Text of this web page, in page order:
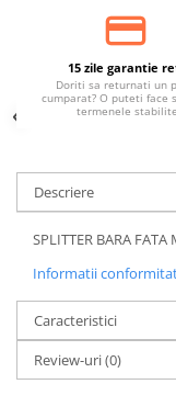
Capete toba
Tobe sport
Tuning iluminari
Faruri
Iluminari autoutilitare
Kituri xenon
Lumini la numar
Proiectoare ceata
Semnalizari aripa
Semnalizari fata
15 zile garantie
Doriti sa returnati un
cumparat? O puteti face
termenele
Descriere
SPLITTER BARA
Informatii
Caracteristici
Review-uri(0)